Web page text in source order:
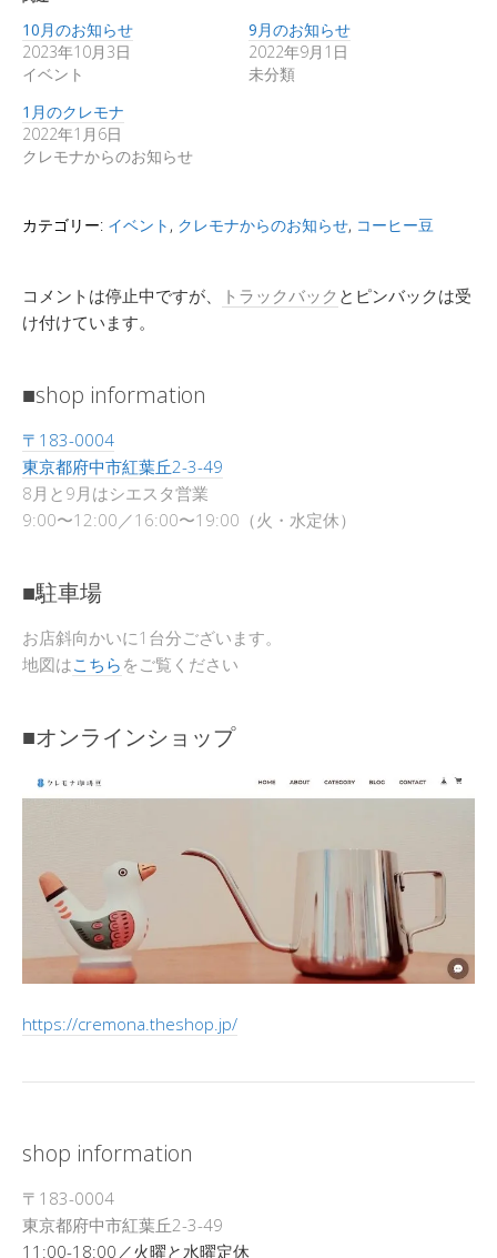
10月のお知らせ
2023年10月3日
イベント
9月のお知らせ
2022年9月1日
未分類
1月のクレモナ
2022年1月6日
クレモナからのお知らせ
カテゴリー: イベント , クレモナからのお知らせ, コーヒー豆
コメントは停止中ですが、 トラックバック とピンバックは受
け付けています。
■shop information
〒183-0004
東京都府中市紅葉丘2-3-49
8月と9月はシエスタ営業
9:00〜12:00／16:00〜19:00（火・水定休）
■駐車場
お店斜向かいに1台分ございます。
地図はこちら をご覧ください
■オンラインショップ
https://cremona.theshop.jp/
shop information
〒183-0004
東京都府中市紅葉丘2-3-49
11:00-18:00／火曜と水曜定休